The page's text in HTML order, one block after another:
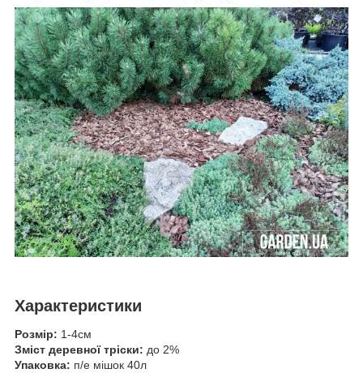
Характеристики
Розмір: 1-4см
Зміст деревної тріски: до 2%
Упаковка: п/е мішок 40л